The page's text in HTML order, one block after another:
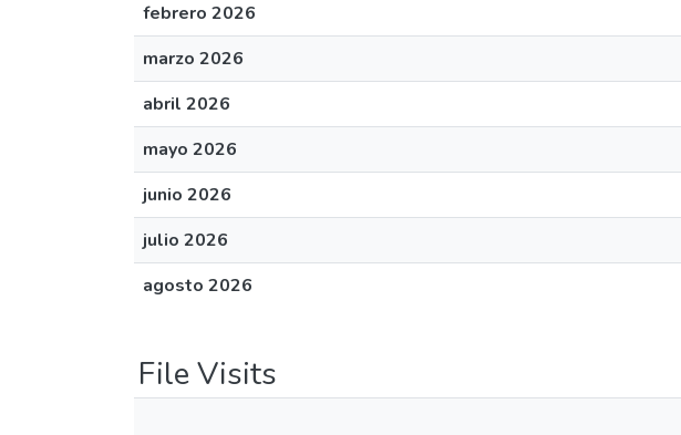
febrero 2026
marzo 2026
abril 2026
mayo 2026
junio 2026
julio 2026
agosto 2026
File Visits